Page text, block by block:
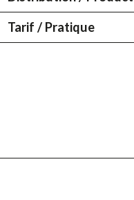
Tarif / Pratique